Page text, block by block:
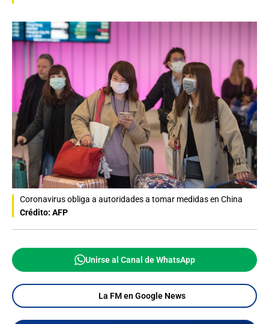
Coronavirus obliga a autoridades a tomar medidas en China
Crédito: AFP
Unirse al Canal de WhatsApp
La FM en Google News